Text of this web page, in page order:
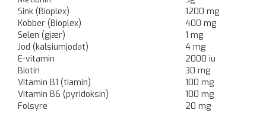
Sink (Bioplex)
1200 mg
Kobber (Bioplex)
400 mg
Selen (gjær)
1 mg
Jod (kalsiumjodat)
4 mg
E-vitamin
2000 iu
Biotin
30 mg
Vitamin B1 (tiamin)
100 mg
Vitamin B6 (pyridoksin)
100 mg
Folsyre
20 mg